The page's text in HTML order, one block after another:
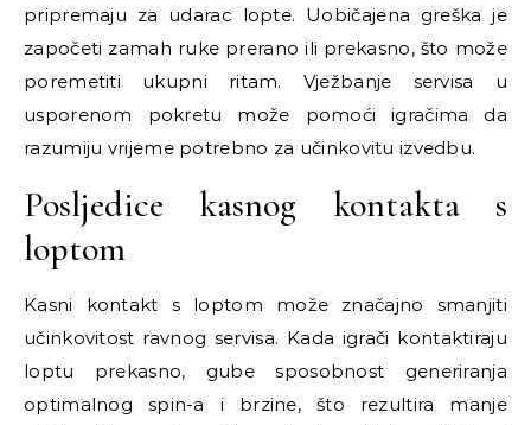
pripremaju za udarac lopte. Uobičajena greška je
započeti zamah ruke prerano ili prekasno, što može
poremetiti ukupni ritam. Vježbanje servisa u
usporenom pokretu može pomoći igračima da
razumiju vrijeme potrebno za učinkovitu izvedbu.
Posljedice kasnog kontakta s
loptom
Kasni kontakt s loptom može značajno smanjiti
učinkovitost ravnog servisa. Kada igrači kontaktiraju
loptu prekasno, gube sposobnost generiranja
optimalnog spin-a i brzine, što rezultira manje